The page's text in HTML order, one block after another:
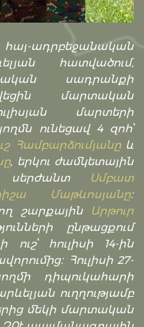
հայ-ադրբեջանական
հատվածում,
սադրանքի
մարտական
մարտերի
ունեցավ 4 զոհ՝
Համբարձումյանըև
, երկու ժամկետային
սերժանտ
Սմբատ
Մաթևոսյանը։
շարքային
Արթուր
ընթացքում
հուլիսի 14-ին
Հուլիսի 27-
դիպուկահարի
ուղղությամբ
մեկի մարտական